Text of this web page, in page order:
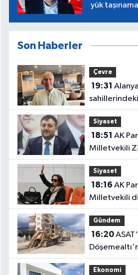
yük
Son Haberler
Çevre
19:31
sahillerindeki
mikroplastik
kaynağı
Siyaset
18:51
Milletvekili
Antalya
dediysek o”
Siyaset
18:16
Milletvekili
üstünde!
Gündem
16:20ASAT'tan
yatırım
Ekonomi